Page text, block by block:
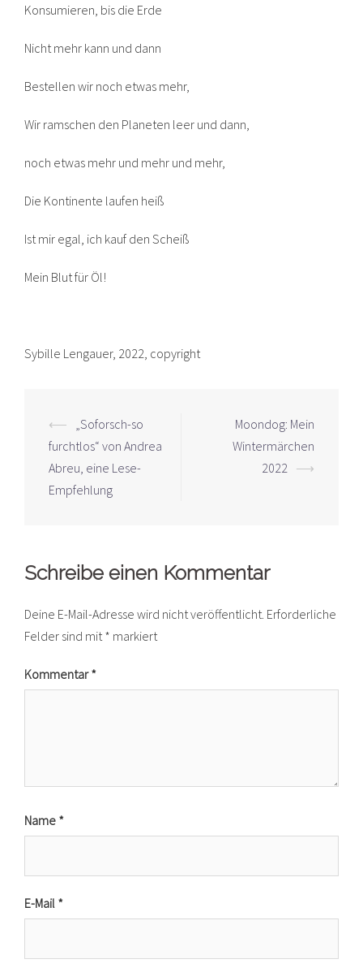
Konsumieren, bis die Erde
Nicht mehr kann und dann
Bestellen wir noch etwas mehr,
Wir ramschen den Planeten leer und dann,
noch etwas mehr und mehr und mehr,
Die Kontinente laufen heiß
Ist mir egal, ich kauf den Scheiß
Mein Blut für Öl!
Sybille Lengauer, 2022, copyright
Beitrags-
Navigation
⟵
„Soforsch-so
furchtlos“ von Andrea
Abreu, eine Lese-
Empfehlung
Moondog: Mein
Wintermärchen
2022 ⟶
Schreibe einen Kommentar
Deine E-Mail-Adresse wird nicht veröffentlicht. Erforderliche
Felder sind mit * markiert
Kommentar*
Name *
E-Mail *